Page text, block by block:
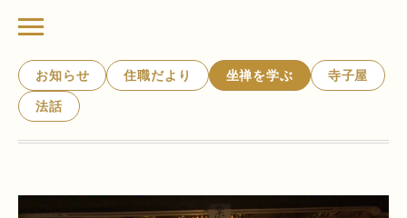
お知らせ 住職だより 坐禅を学ぶ 寺子屋
法話